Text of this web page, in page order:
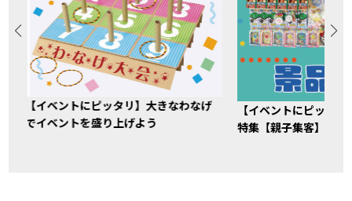
【イベントにピッタリ】大きなわなげ
でイベントを盛り上げよう
【イベントにピッタ
特集【親子集客】